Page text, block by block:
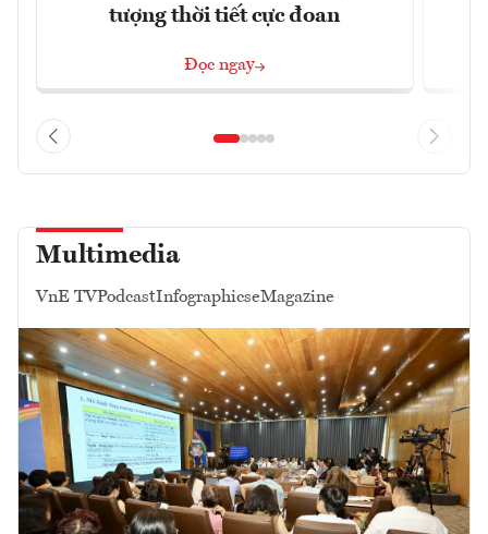
tượng thời tiết cực đoan
Đọc ngay
Multimedia
VnE TVPodcastInfographicseMagazine